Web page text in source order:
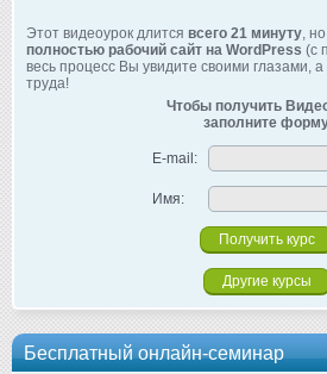
Этот видеоурок длится всего 21 минуту,
полностью рабочий сайт на WordPress (с
весь процесс Вы увидите своими глазами, а
труда!
Чтобы получить
заполните
E-mail:
Имя:
Другие курсы
Бесплатный онлайн-семинар